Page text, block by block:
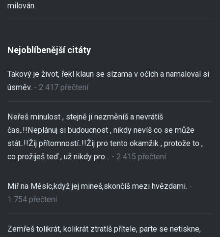
milován.
Nejoblíbenější citáty
Takový je život, řekl klaun se slzama v očích a namaloval si
úsměv. - 2 417 přečtení
Neřeš minulost , stejně ji nezměníš a nevrátíš
čas..!!Neplánuj si budoucnost , nikdy nevíš co se může
stát..!!Žij přítomností..!!Žij pro tento okamžik , protože to ,
co prožiješ teď , už nikdy pro... - 2 415 přečtení
Miř na Měsíc,když jej mineš,skončíš mezi hvězdami. -
1 754 přečtení
Zemřeš tolikrát, kolikrát ztratíš přítele, parte se netiskne,